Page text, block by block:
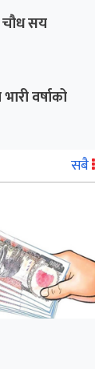
चौध सय
वर्षाको
सबै